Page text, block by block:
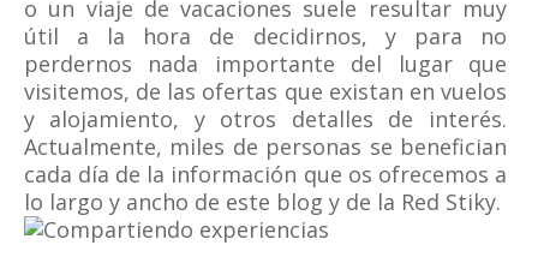
o un viaje de vacaciones suele resultar muy
útil a la hora de decidirnos, y para no
perdernos nada importante del lugar que
visitemos, de las ofertas que existan en vuelos
y alojamiento, y otros detalles de interés.
Actualmente, miles de personas se benefician
cada día de la información que os ofrecemos a
lo largo y ancho de este blog y de la Red Stiky.